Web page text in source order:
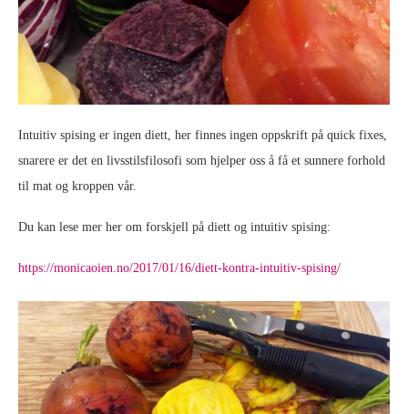
Intuitiv spising er ingen diett, her finnes ingen oppskrift på quick fixes,
snarere er det en livsstilsfilosofi som hjelper oss å få et sunnere forhold
til mat og kroppen vår.
Du kan lese mer her om forskjell på diett og intuitiv spising:
https://monicaoien.no/2017/01/16/diett-kontra-intuitiv-spising/